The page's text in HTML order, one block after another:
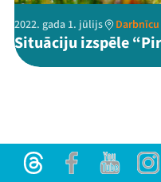
2022. gada 1. jūlijs
Situāciju izspēle
ThreadsFacebookYoutube